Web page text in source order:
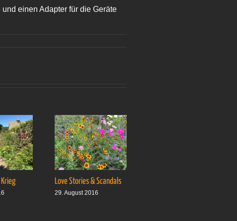
einen Adapter für die Geräte
Love Stories & Scandals
29. August 2016